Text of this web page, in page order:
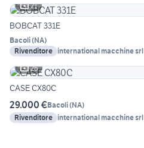
21
BOBCAT 331E
Bacoli(NA)
Rivenditore international macchine srl
26
CASE CX80C
29.000 €Bacoli(NA)
Rivenditore international macchine srl